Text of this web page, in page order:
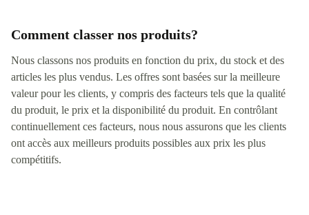
Comment classer nos produits?
Nous classons nos produits en fonction du prix, du stock et des
articles les plus vendus. Les offres sont basées sur la meilleure
valeur pour les clients, y compris des facteurs tels que la qualité
du produit, le prix et la disponibilité du produit. En contrôlant
continuellement ces facteurs, nous nous assurons que les clients
ont accès aux meilleurs produits possibles aux prix les plus